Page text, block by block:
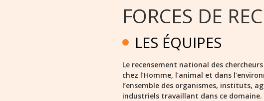
FORCES DE
LES ÉQUIPES
Le recensement national des
chez l’Homme, l’animal et dans
l’ensemble des organismes, instituts,
industriels travaillant dans ce domaine.